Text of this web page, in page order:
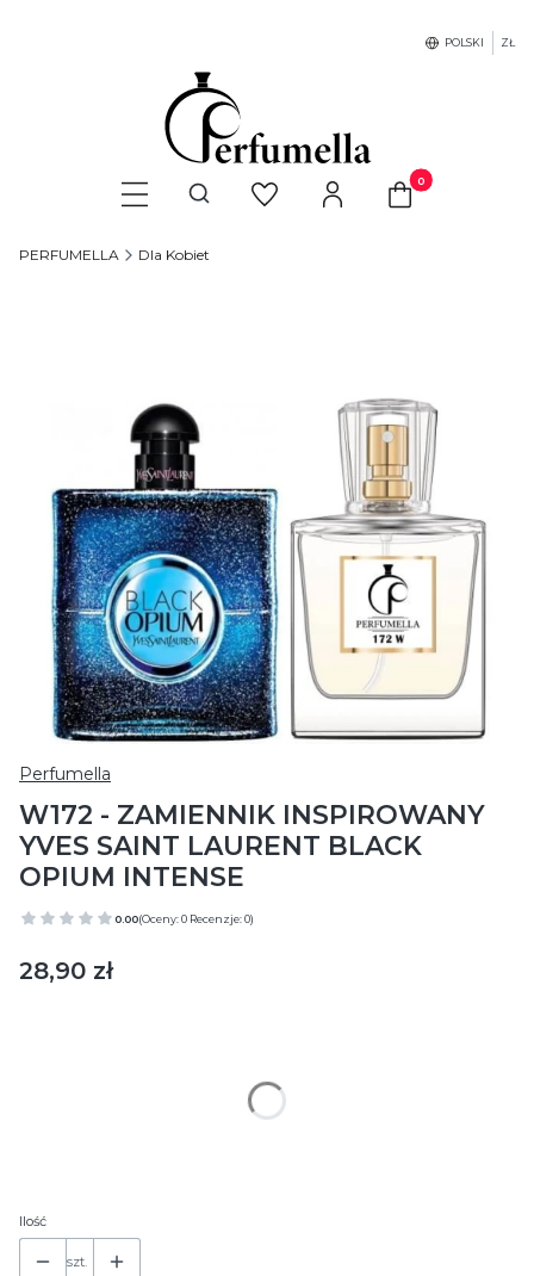
POLSKI ZŁ
Otwórz wyszukiwarkę Produkty w
PERFUMELLA Dla Kobiet
Perfumella
W172 - ZAMIENNIK INSPIROWANY
YVES SAINT LAURENT BLACK
OPIUM INTENSE
0.00(Oceny: 0 Recenzje: 0)
Cena
28,90 zł
Ilość
szt.